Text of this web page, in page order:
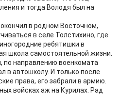
и тогда Володя был на
в родном Восточном,
в селе Толстихино, где
ребятишки в
школа самостоятельной жизни.
по направлению военкомата
в автошколу. И только после
права, его забрали в армию.
войсках аж на Курилах. Рад